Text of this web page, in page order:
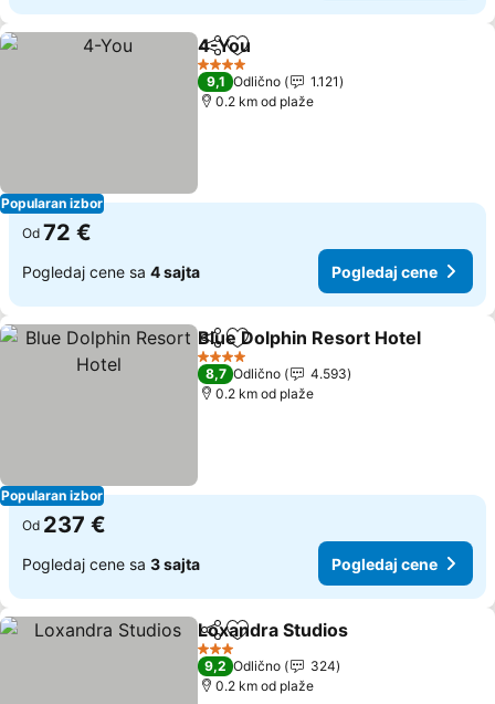
Popularan izbor
Deli Dodati u favorite
4-You
4 Zvezdice
9,1 Odlično
1.121
0.2 km od plaže
Od 72 €
Pogledaj cene sa 4 sajta Pogledaj cene
Popularan izbor
Deli Dodati u favorite
Blue Dolphin Resort Hotel
4 Zvezdice
8,7 Odlično
4.593
0.2 km od plaže
Od 237 €
Pogledaj cene sa 3 sajta Pogledaj cene
Deli Dodati u favorite
Loxandra Studios
3 Zvezdice
9,2 Odlično
324
0.2 km od plaže